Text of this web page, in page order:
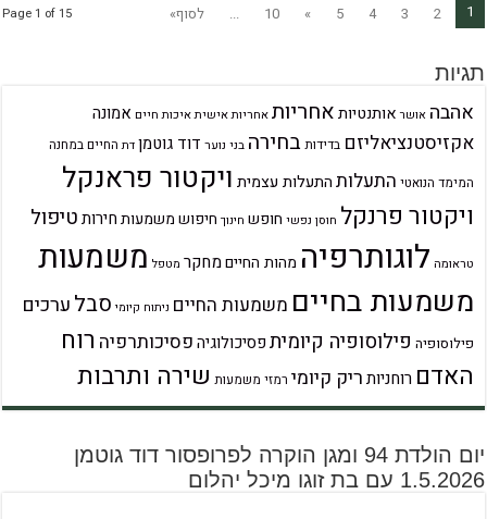
Page 1 of 15 1
2
3
4
5
»
10
... לסוף»
תגיות
אהבה אושר אותנטיותאחריותאחריות אישיתאיכות חיים אמונה
אקזיסטנציאליזם בדידותבחירה בני נוער דוד גוטמן דת החיים במחנה
המימד הנואטי התעלותהתעלות עצמית ויקטור פראנקל
ויקטור פרנקל חוסן נפשי חופש חינוך חיפוש משמעותחירותטיפול
טראומה לוגותרפיה מהות החייםמחקר מטפל משמעות
משמעות בחיים משמעות החיים ניתוח קיומי סבלערכים
פילוסופיה פילוסופיה קיומיתפסיכולוגיהפסיכותרפיה רוח
האדם רוחניותריק קיומי רמזי משמעות שירה ותרבות
יום הולדת 94 ומגן הוקרה לפרופסור דוד גוטמן
1.5.2026 עם בת זוגו מיכל יהלום